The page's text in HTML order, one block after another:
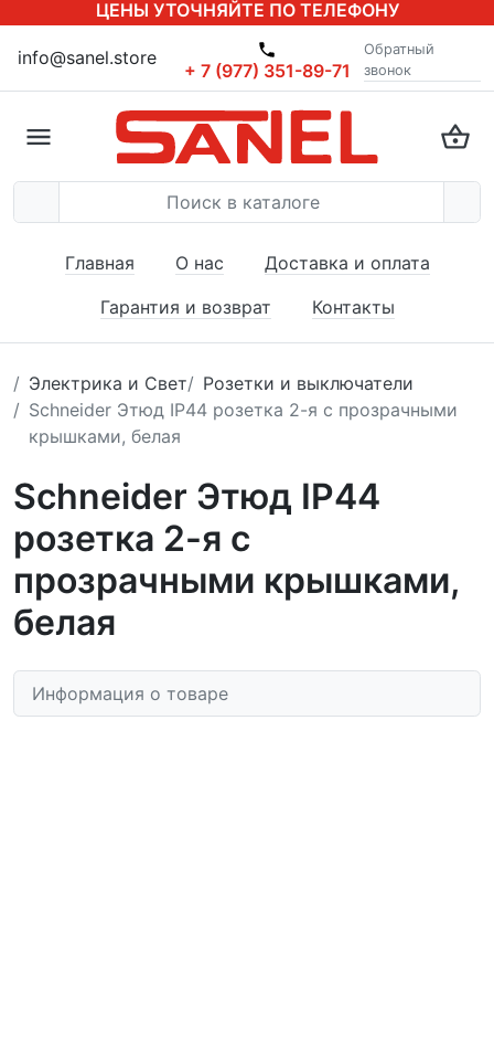
ЦЕНЫ УТОЧНЯЙТЕ ПО ТЕЛЕФОНУ
info@sanel.store
+ 7 (977) 351-89-71
Обратный
звонок
Главная О нас
Доставка и оплата
Гарантия и возврат
Контакты
Электрика и Свет
Розетки и выключатели
Schneider Этюд IP44 розетка 2-я с прозрачными
крышками, белая
Schneider Этюд IP44
розетка 2-я с
прозрачными крышками,
белая
Информация о товаре